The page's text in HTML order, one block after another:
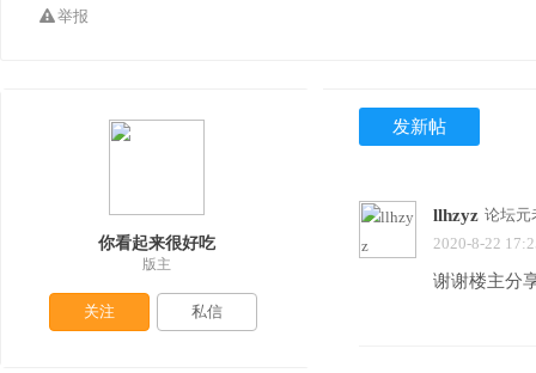
举报
发新帖
llhzyz 论坛元
2020-8-22
谢谢楼主分
你看起来很好吃
版主
关注 私信